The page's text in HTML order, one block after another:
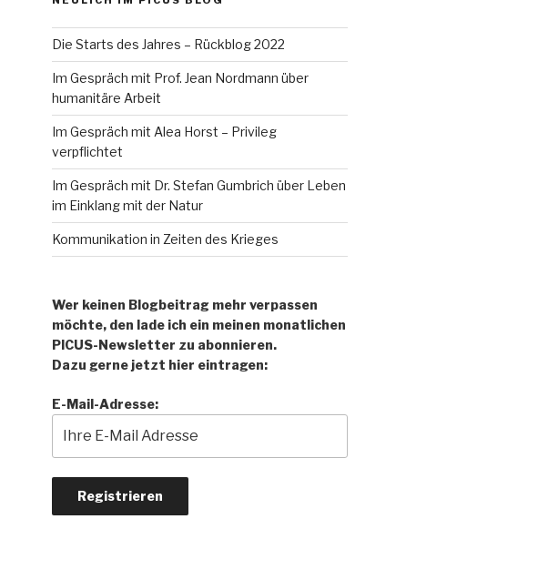
Die Starts des Jahres – Rückblog 2022
Im Gespräch mit Prof. Jean Nordmann über
humanitäre Arbeit
Im Gespräch mit Alea Horst – Privileg
verpflichtet
Im Gespräch mit Dr. Stefan Gumbrich über Leben
im Einklang mit der Natur
Kommunikation in Zeiten des Krieges
Wer keinen Blogbeitrag mehr verpassen
möchte, den lade ich ein meinen monatlichen
PICUS-Newsletter zu abonnieren.
Dazu gerne jetzt hier eintragen:
E-Mail-Adresse: